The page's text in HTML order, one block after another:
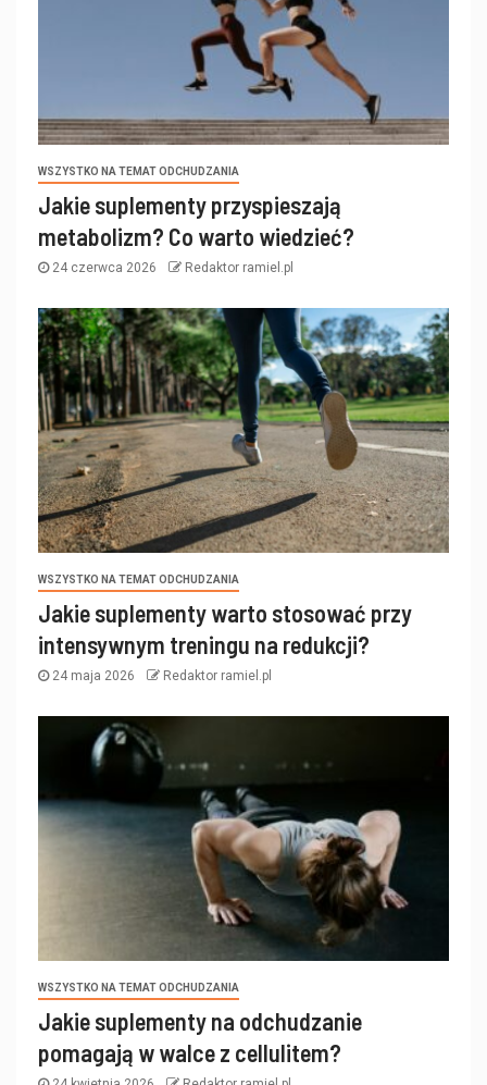
WSZYSTKO NA TEMAT ODCHUDZANIA
Jakie suplementy przyspieszają
metabolizm? Co warto wiedzieć?
24 czerwca 2026 Redaktor ramiel.pl
WSZYSTKO NA TEMAT ODCHUDZANIA
Jakie suplementy warto stosować przy
intensywnym treningu na redukcji?
24 maja 2026 Redaktor ramiel.pl
WSZYSTKO NA TEMAT ODCHUDZANIA
Jakie suplementy na odchudzanie
pomagają w walce z cellulitem?